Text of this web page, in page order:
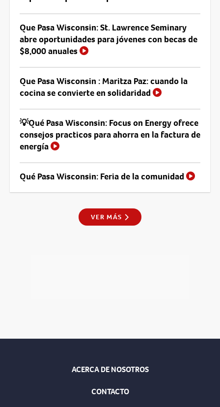
Que Pasa Wisconsin: St. Lawrence Seminary
abre oportunidades para jóvenes con becas de
$8,000 anuales
Que Pasa Wisconsin : Maritza Paz: cuando la
cocina se convierte en solidaridad
💡Qué Pasa Wisconsin: Focus on Energy ofrece
consejos practicos para ahorra en la factura de
energía
Qué Pasa Wisconsin: Feria de la comunidad
VER MÁS
ACERCA DE NOSOTROS
CONTACTO